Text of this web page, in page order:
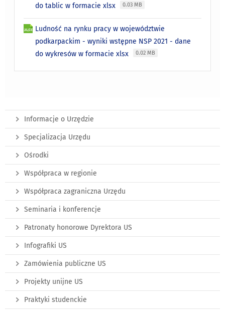
do tablic w formacie xlsx
0.03 MB
Ludność na rynku pracy w województwie
podkarpackim - wyniki wstępne NSP 2021 - dane
do wykresów w formacie xlsx
0.02 MB
Informacje o Urzędzie
Specjalizacja Urzędu
Ośrodki
Współpraca w regionie
Współpraca zagraniczna Urzędu
Seminaria i konferencje
Patronaty honorowe Dyrektora US
Infografiki US
Zamówienia publiczne US
Projekty unijne US
Praktyki studenckie